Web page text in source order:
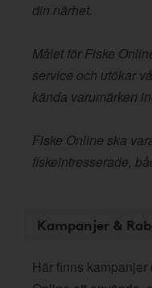
din närhet.
Målet för Fiske
service och utökar
kända varumärken
Fiske Online ska
fiskeintresserade,
Kampanjer &
Här finns